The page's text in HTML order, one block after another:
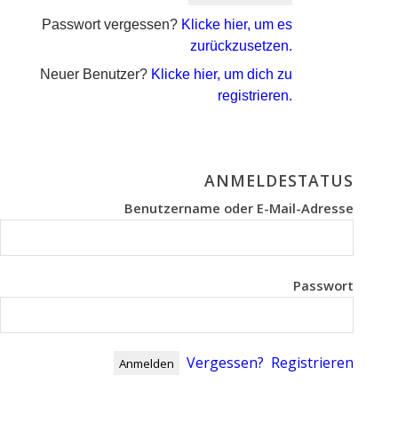
Passwort vergessen? Klicke hier, um es
zurückzusetzen.
Neuer Benutzer? Klicke hier, um dich zu
registrieren.
ANMELDESTATUS
Benutzername oder E-Mail-Adresse
Passwort
Vergessen? Registrieren